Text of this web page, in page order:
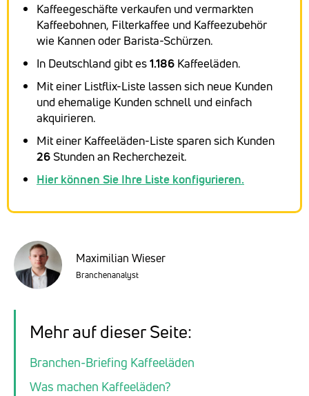
Kaffeegeschäfte verkaufen und vermarkten
Kaffeebohnen, Filterkaffee und Kaffeezubehör
wie Kannen oder Barista-Schürzen.
In Deutschland gibt es1.186 Kaffeeläden.
Mit einer Listflix-Liste lassen sich neue Kunden
und ehemalige Kunden schnell und einfach
akquirieren.
Mit einer Kaffeeläden-Liste sparen sich Kunden
26 Stunden an Recherchezeit.
Hier können Sie Ihre Liste konfigurieren.
Maximilian Wieser
Branchenanalyst
Mehr auf dieser Seite:
Branchen-Briefing Kaffeeläden
Was machen Kaffeeläden?